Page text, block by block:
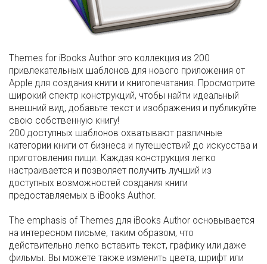
Themes for iBooks Author это коллекция из 200
привлекательных шаблонов для нового приложения от
Apple для создания книги и книгопечатания. Просмотрите
широкий спектр конструкций, чтобы найти идеальный
внешний вид, добавьте текст и изображения и публикуйте
свою собственную книгу!
200 доступных шаблонов охватывают различные
категории книги от бизнеса и путешествий до искусства и
приготовления пищи. Каждая конструкция легко
настраивается и позволяет получить лучший из
доступных возможностей создания книги
предоставляемых в iBooks Author.
The emphasis of Themes для iBooks Author основывается
на интересном письме, таким образом, что
действительно легко вставить текст, графику или даже
фильмы. Вы можете также изменить цвета, шрифт или